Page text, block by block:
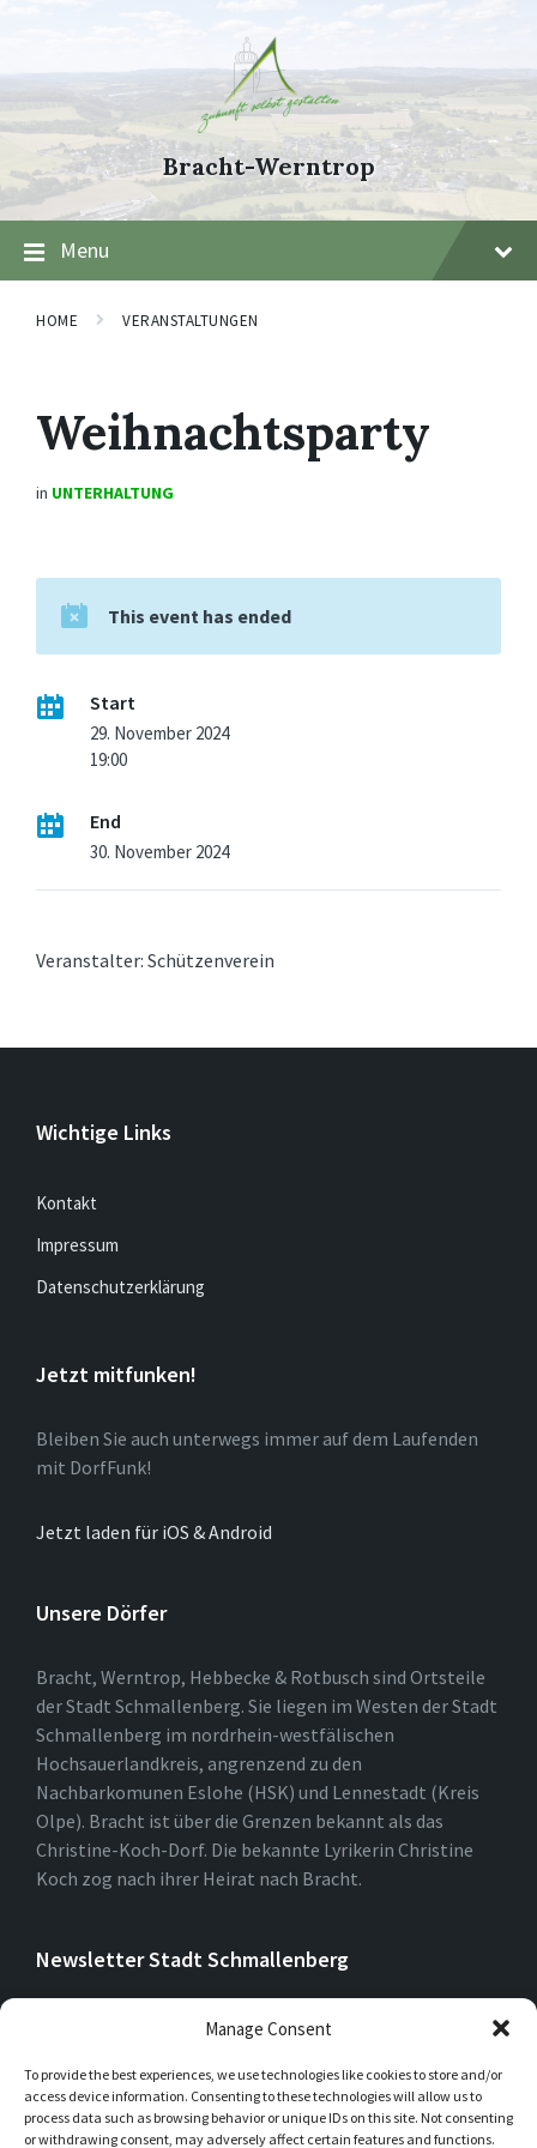
Manage Consent
To provide the best experiences, we use technologies like cookies to store and/or
access device information. Consenting to these technologies will allow us to
process data such as browsing behavior or unique IDs on this site. Not consenting
or withdrawing consent, may adversely affect certain features and functions.
navigation
Bracht-Werntrop
Menu
HOME VERANSTALTUNGEN
Weihnachtsparty
in UNTERHALTUNG
This event has ended
Start
29. November 2024
19:00
End
30. November 2024
Veranstalter: Schützenverein
Wichtige Links
Kontakt
Impressum
Datenschutzerklärung
Jetzt mitfunken!
Bleiben Sie auch unterwegs immer auf dem Laufenden
mit DorfFunk!
Jetzt laden für iOS & Android
Unsere Dörfer
Bracht, Werntrop, Hebbecke & Rotbusch sind Ortsteile
der Stadt Schmallenberg. Sie liegen im Westen der Stadt
Schmallenberg im nordrhein-westfälischen
Hochsauerlandkreis, angrenzend zu den
Nachbarkomunen Eslohe (HSK) und Lennestadt (Kreis
Olpe). Bracht ist über die Grenzen bekannt als das
Christine-Koch-Dorf. Die bekannte Lyrikerin Christine
Koch zog nach ihrer Heirat nach Bracht.
Newsletter Stadt Schmallenberg